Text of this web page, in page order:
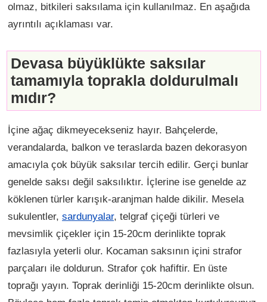
olmaz, bitkileri saksılama için kullanılmaz. En aşağıda
ayrıntılı açıklaması var.
Devasa büyüklükte saksılar
tamamıyla toprakla doldurulmalı
mıdır?
İçine ağaç dikmeyecekseniz hayır. Bahçelerde,
verandalarda, balkon ve teraslarda bazen dekorasyon
amacıyla çok büyük saksılar tercih edilir. Gerçi bunlar
genelde saksı değil saksılıktır. İçlerine ise genelde az
köklenen türler karışık-aranjman halde dikilir. Mesela
sukulentler, sardunyalar, telgraf çiçeği türleri ve
mevsimlik çiçekler için 15-20cm derinlikte toprak
fazlasıyla yeterli olur. Kocaman saksının içini strafor
parçaları ile doldurun. Strafor çok hafiftir. En üste
toprağı yayın. Toprak derinliği 15-20cm derinlikte olsun.